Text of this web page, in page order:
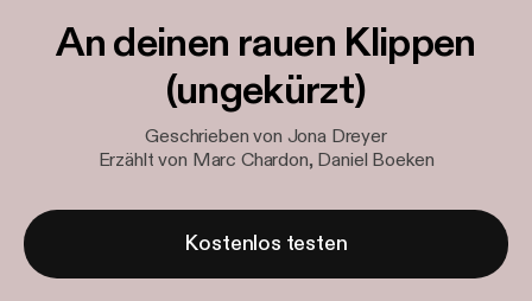
An deinen rauen Klippen
(ungekürzt)
Geschrieben von Jona Dreyer
Erzählt von Marc Chardon, Daniel Boeken
Kostenlos testen